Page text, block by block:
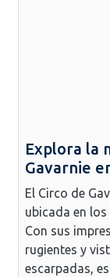
Explora la
Gavarnie
El Circo de
ubicada en
Con sus
rugientes y
escarpadas,